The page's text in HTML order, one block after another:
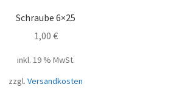
Schraube 6×25
1,00 €
inkl. 19 % MwSt.
zzgl. Versandkosten